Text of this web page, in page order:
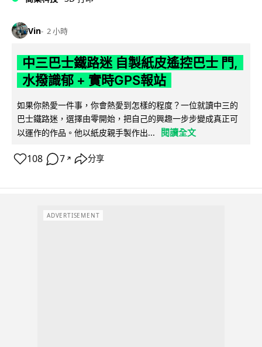
Vin 2 小時
中三巴士鐵路迷 自製紙皮遙控巴士 門,
水撥識郁 + 實時GPS報站
如果你熱愛一件事，你會熱愛到怎樣的程度？一位就讀中三的
巴士鐵路迷，選擇由零開始，把自己的興趣一步步變成真正可
以運作的作品。他以紙皮親手製作出...
閱讀全文
108 7 ↗ 分享
ADVERTISEMENT